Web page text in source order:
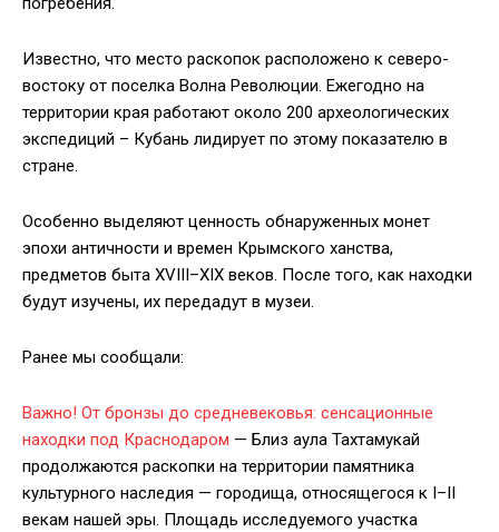
Известно, что место раскопок расположено к северо-
востоку от поселка Волна Революции. Ежегодно на
территории края работают около 200 археологических
экспедиций – Кубань лидирует по этому показателю в
стране.
Особенно выделяют ценность обнаруженных монет
эпохи античности и времен Крымского ханства,
предметов быта XVIII–XIX веков. После того, как находки
будут изучены, их передадут в музеи.
Ранее мы сообщали:
Важно! От бронзы до средневековья: сенсационные
находки под Краснодаром — Близ аула Тахтамукай
продолжаются раскопки на территории памятника
культурного наследия — городища, относящегося к I–II
векам нашей эры. Площадь исследуемого участка